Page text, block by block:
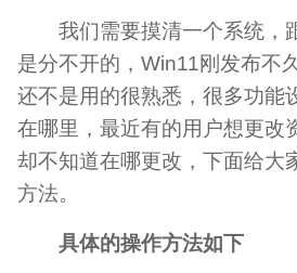
我们需要摸清一个系统，
是分不开的，Win11刚发布不
还不是用的很熟悉，很多功能
在哪里，最近有的用户想更改
却不知道在哪更改，下面给大
方法。
具体的操作方法如下